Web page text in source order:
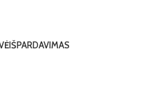
IŠPARDAVIMAS